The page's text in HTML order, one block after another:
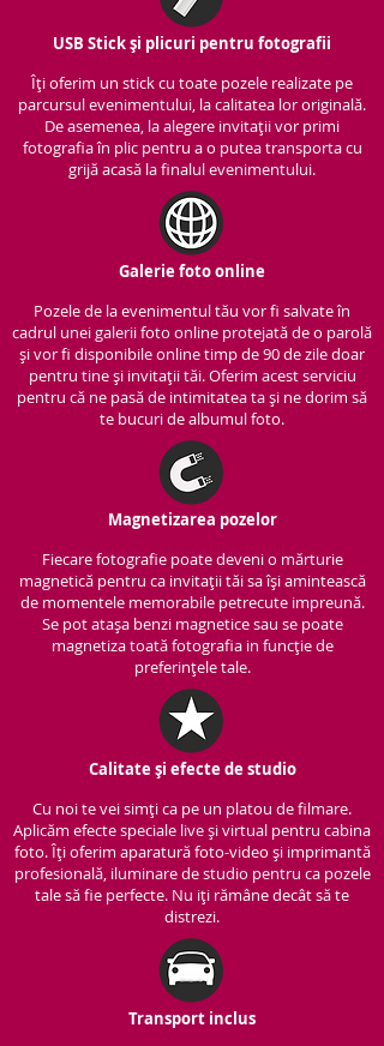
USB Stick și plicuri pentru fotografii
Îți oferim un stick cu toate pozele realizate pe
parcursul evenimentului, la calitatea lor originală.
De asemenea, la alegere invitații vor primi
fotografia în plic pentru a o putea transporta cu
grijă acasă la finalul evenimentului.
Galerie foto online
Pozele de la evenimentul tău vor fi salvate în
cadrul unei galerii foto online protejată de o parolă
și vor fi disponibile online timp de 90 de zile doar
pentru tine și invitații tăi. Oferim acest serviciu
pentru că ne pasă de intimitatea ta și ne dorim să
te bucuri de albumul foto.
Magnetizarea pozelor
Fiecare fotografie poate deveni o mărturie
magnetică pentru ca invitații tăi sa își amintească
de momentele memorabile petrecute impreună.
Se pot atașa benzi magnetice sau se poate
magnetiza toată fotografia in funcție de
preferințele tale.
Calitate și efecte de studio
Cu noi te vei simți ca pe un platou de filmare.
Aplicăm efecte speciale live și virtual pentru cabina
foto. Îți oferim aparatură foto-video și imprimantă
profesională, iluminare de studio pentru ca pozele
tale să fie perfecte. Nu iți rămâne decât să te
distrezi.
Transport inclus